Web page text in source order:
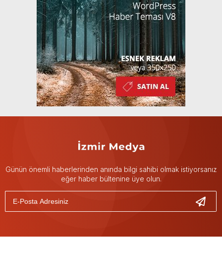
Günün önemli haberlerinden anında bilgi sahibi olmak istiyorsanız
eğer haber bültenine üye olun.